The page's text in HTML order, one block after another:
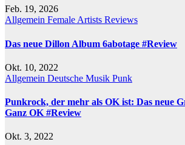
Feb. 19, 2026
Allgemein Female Artists Reviews
Das neue Dillon Album 6abotage #Review
Okt. 10, 2022
Allgemein Deutsche Musik Punk
Punkrock, der mehr als OK ist: Das neue
Ganz OK #Review
Okt. 3, 2022